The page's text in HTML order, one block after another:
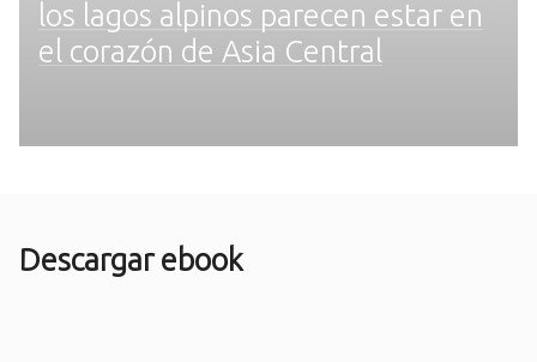
los lagos alpinos parecen estar en
el corazón de Asia Central
Descargar ebook